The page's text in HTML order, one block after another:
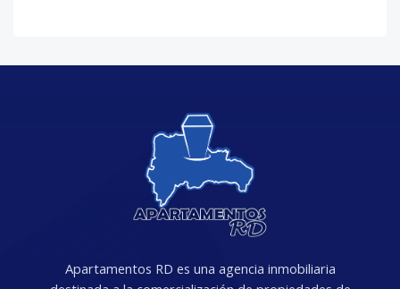
Apartamentos RD es una agencia inmobiliaria